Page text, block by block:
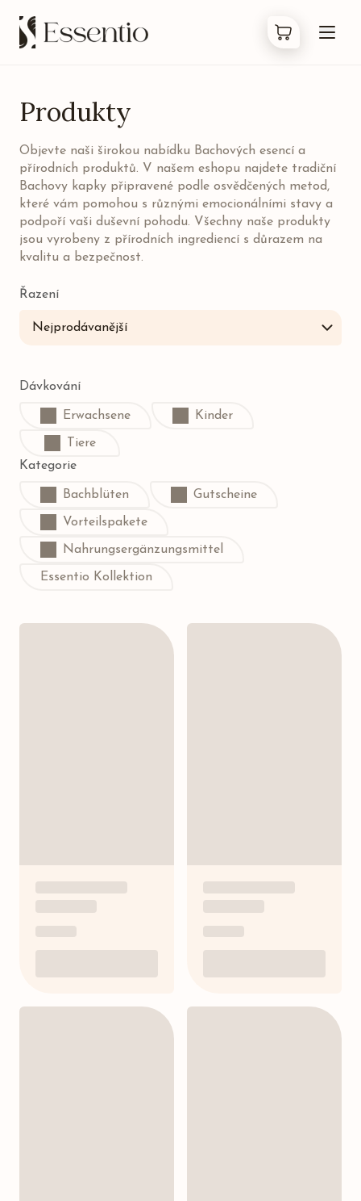
Co jsou Bachovky
O nás
Kontakty
Produkty
Objevte naši širokou nabídku Bachových esencí a
přírodních produktů. V našem eshopu najdete tradiční
Bachovy kapky připravené podle osvědčených metod,
které vám pomohou s různými emocionálními stavy a
podpoří vaši duševní pohodu. Všechny naše produkty
jsou vyrobeny z přírodních ingrediencí s důrazem na
kvalitu a bezpečnost.
Řazení
Nejprodávanější
Dávkování
Erwachsene Kinder
Tiere
Kategorie
Bachblüten Gutscheine
Vorteilspakete
Nahrungsergänzungsmittel
Essentio Kollektion